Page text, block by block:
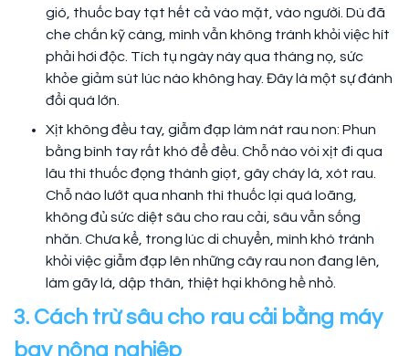
gió, thuốc bay tạt hết cả vào mặt, vào người. Dù đã
che chắn kỹ càng, mình vẫn không tránh khỏi việc hít
phải hơi độc. Tích tụ ngày này qua tháng nọ, sức
khỏe giảm sút lúc nào không hay. Đây là một sự đánh
đổi quá lớn.
Xịt không đều tay, giẫm đạp làm nát rau non: Phun
bằng bình tay rất khó để đều. Chỗ nào vòi xịt đi qua
lâu thì thuốc đọng thành giọt, gây cháy lá, xót rau.
Chỗ nào lướt qua nhanh thì thuốc lại quá loãng,
không đủ sức diệt sâu cho rau cải, sâu vẫn sống
nhăn. Chưa kể, trong lúc di chuyển, mình khó tránh
khỏi việc giẫm đạp lên những cây rau non đang lên,
làm gãy lá, dập thân, thiệt hại không hề nhỏ.
3. Cách trừ sâu cho rau cải bằng máy
bay nông nghiệp